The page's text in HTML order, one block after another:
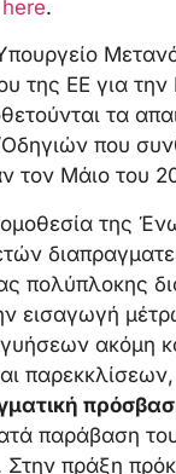
here.
της ΕΕ για την
τα
που
τον Μάιο του
νομοθεσία της
πολύπλοκης
εισαγωγή
ακόμη
παρεκκλίσεων,
παράβαση
πράξη